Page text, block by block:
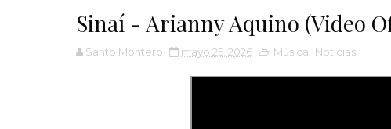
Sinaí - Arianny Aquino (Video
Santo Montero mayo 25, 2026 Música Noticias